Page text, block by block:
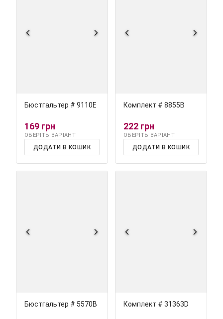
Бюстгальтер # 9110Е
169 грн
ОБЕРІТЬ ВАРІАНТ
ДОДАТИ В КОШИК
Комплект # 8855В
222 грн
ОБЕРІТЬ ВАРІАНТ
ДОДАТИ В КОШИК
Бюстгальтер # 5570В Комплект # 31363D